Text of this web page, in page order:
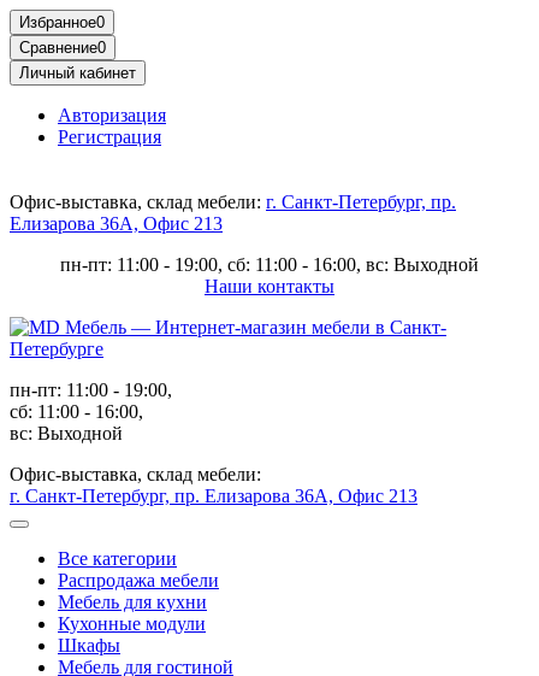
Избранное0
Сравнение0
Личный кабинет
Авторизация
Регистрация
Офис-выставка, склад мебели: г. Санкт-Петербург, пр.
Елизарова 36А, Офис 213
пн-пт: 11:00 - 19:00, сб: 11:00 - 16:00, вс: Выходной
Наши контакты
пн-пт: 11:00 - 19:00,
сб: 11:00 - 16:00,
вс: Выходной
Офис-выставка, склад мебели:
г. Санкт-Петербург, пр. Елизарова 36А, Офис 213
Все категории
Распродажа мебели
Мебель для кухни
Кухонные модули
Шкафы
Мебель для гостиной